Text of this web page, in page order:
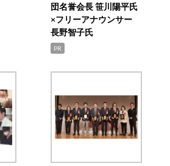
団名誉会長 笹川陽平氏
×フリーアナウンサー
長野智子氏
PR